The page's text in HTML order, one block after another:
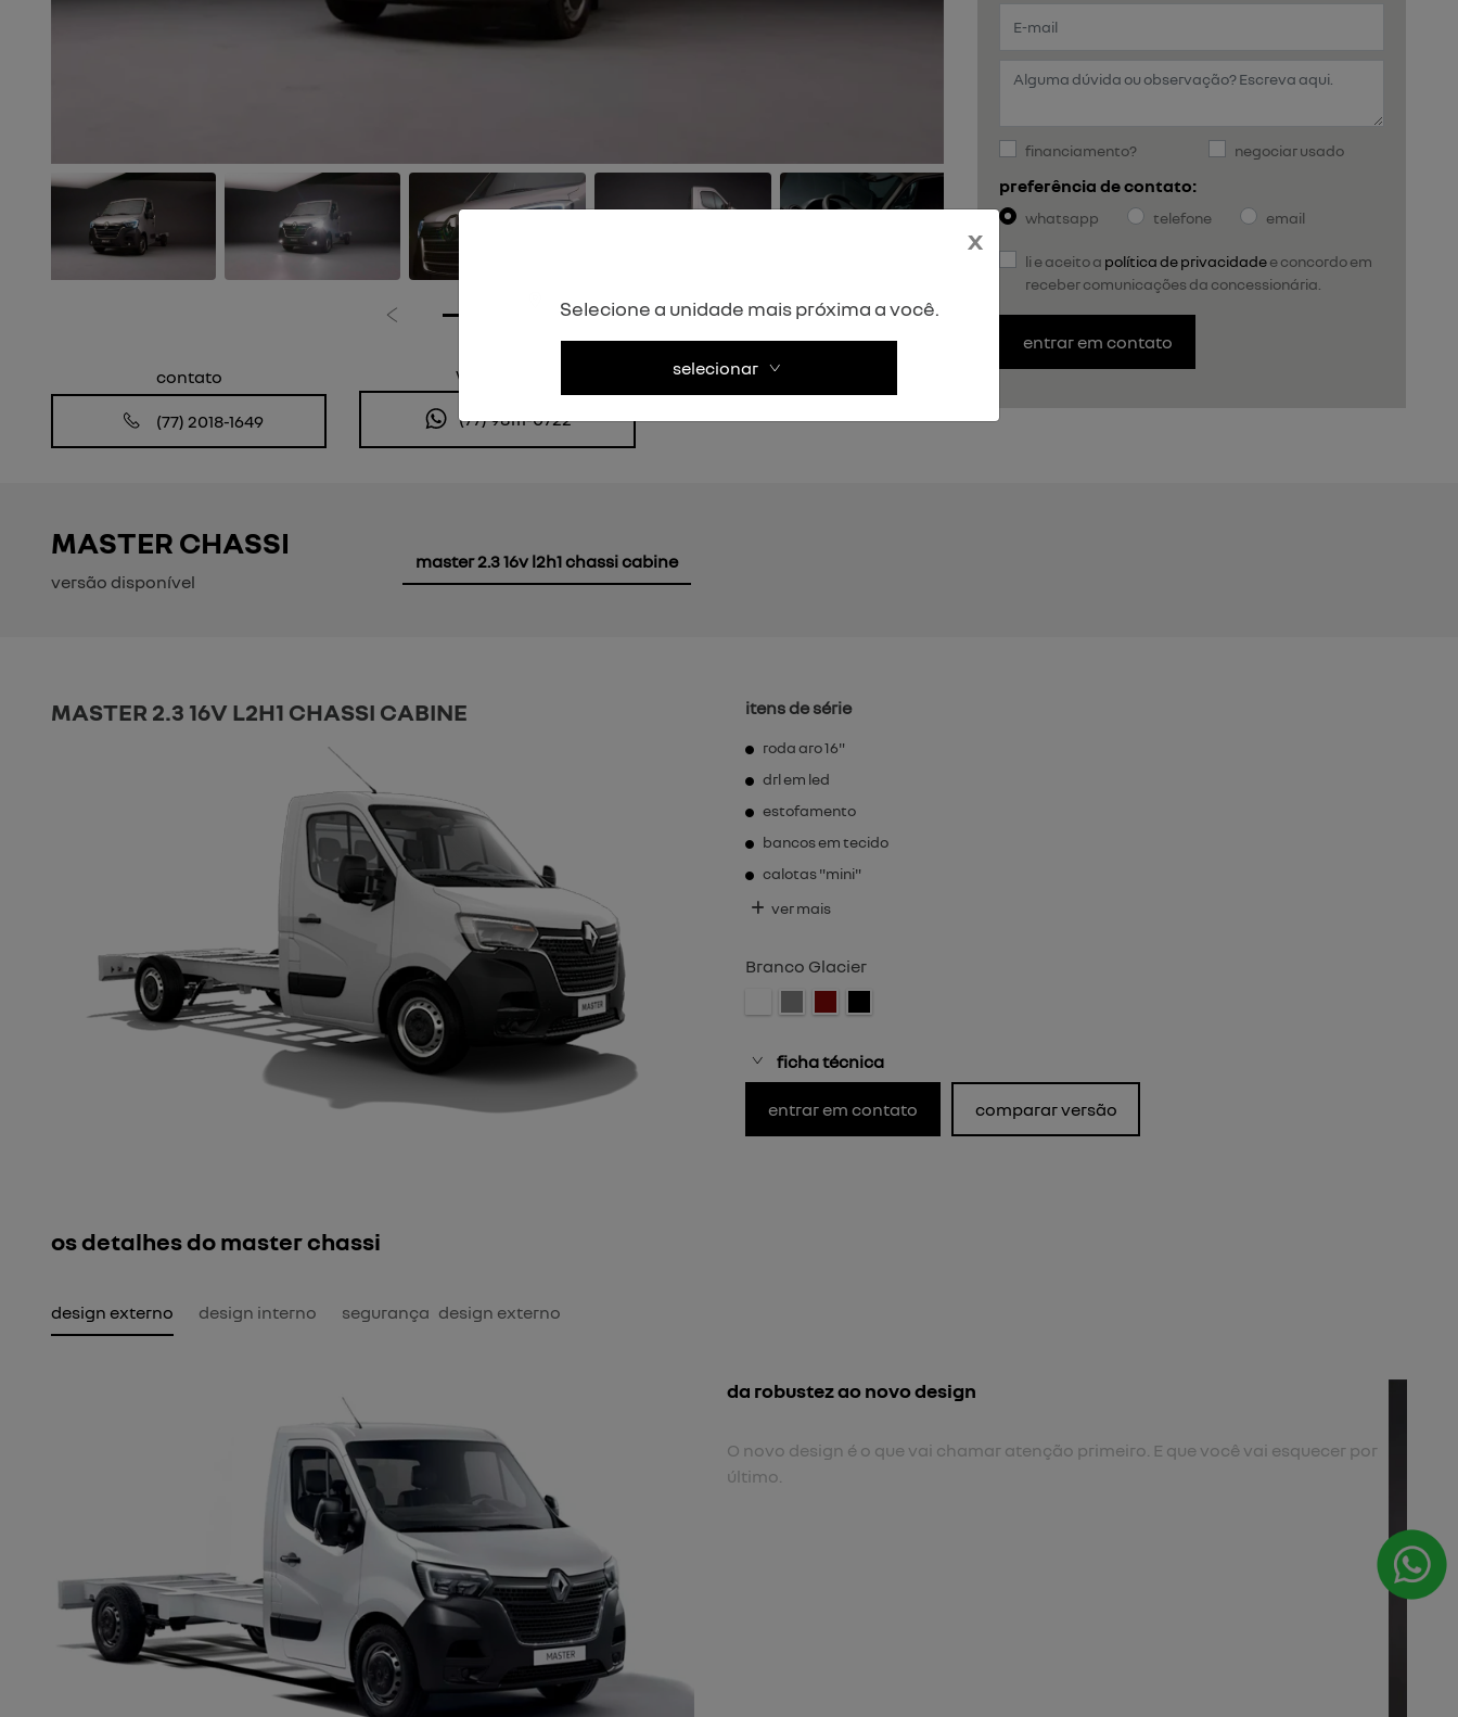
financiamento? negociar usado
preferência de contato:
whatsapp telefone email
li e aceito a política de privacidadee concordo em
receber comunicações da concessionária.
entrar em contato
Anterior
contato
(77) 2018-1649
whatsapp
(77) 98111-0722
MASTER CHASSI
versão disponível
master 2.3 16v l2h1 chassi cabine
MASTER 2.3 16V L2H1 CHASSI CABINE itens de série
roda aro 16"
drl em led
estofamento
bancos em tecido
calotas "mini"
ver mais
Branco Glacier
ficha técnica
entrar em contato comparar versão
os detalhes do master chassi
design externo design interno segurança design externo
novo para-choque frontal
Com novo desenho, mais envolvente e integrado.
x
Selecione a unidade mais próxima a você.
selecionar